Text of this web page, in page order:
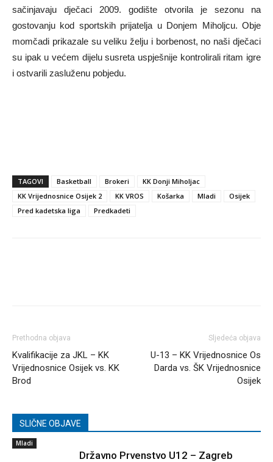
sačinjavaju dječaci 2009. godište otvorila je sezonu na
gostovanju kod sportskih prijatelja u Donjem Miholjcu. Obje
momčadi prikazale su veliku želju i borbenost, no naši dječaci
su ipak u većem dijelu susreta uspješnije kontrolirali ritam igre
i ostvarili zasluženu pobjedu.
TAGOVI Basketball Brokeri
KK Donji Miholjac
KK Vrijednosnice Osijek 2
KK VROS Košarka Mladi
Osijek
Pred kadetska liga
Predkadeti
Prethodna objava
Kvalifikacije za JKL – KK
Vrijednosnice Osijek vs. KK
Brod
Sljedeća objava
U-13 – KK Vrijednosnice Os
Darda vs. ŠK Vrijednosnice
Osijek
SLIČNE OBJAVE
Mladi
Državno Prvenstvo U12 – Zagreb